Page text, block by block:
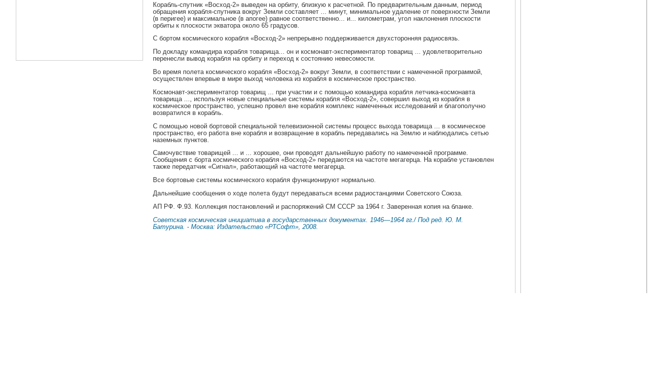
Корабль-спутник «Восход-2» выведен на орбиту, близкую к расчетной. По предварительным данным, период
обращения корабля-спутника вокруг Земли составляет ... минут, минимальное удаление от поверхности Земли
(в перигее) и максимальное (в апогее) равное соответственно... и... километрам, угол наклонения плоскости
орбиты к плоскости экватора около 65 градусов.
С бортом космического корабля «Восход-2» непрерывно поддерживается двухсторонняя радиосвязь.
По докладу командира корабля товарища... он и космонавт-экспериментатор товарищ ... удовлетворительно
перенесли вывод корабля на орбиту и переход к состоянию невесомости.
Во время полета космического корабля «Восход-2» вокруг Земли, в соответствии с намеченной программой,
осуществлен впервые в мире выход человека из корабля в космическое пространство.
Космонавт-экспериментатор товарищ ... при участии и с помощью командира корабля летчика-космонавта
товарища ..., используя новые специальные системы корабля «Восход-2», совершил выход из корабля в
космическое пространство, успешно провел вне корабля комплекс намеченных исследований и благополучно
возвратился в корабль.
С помощью новой бортовой специальной телевизионной системы процесс выхода товарища ... в космическое
пространство, его работа вне корабля и возвращение в корабль передавались на Землю и наблюдались сетью
наземных пунктов.
Самочувствие товарищей ... и ... хорошее, они проводят дальнейшую работу по намеченной программе.
Сообщения с борта космического корабля «Восход-2» передаются на частоте мегагерца. На корабле установлен
также передатчик «Сигнал», работающий на частоте мегагерца.
Все бортовые системы космического корабля функционируют нормально.
Дальнейшие сообщения о ходе полета будут передаваться всеми радиостанциями Советского Союза.
АП РФ. Ф.93. Коллекция постановлений и распоряжений СМ СССР за 1964 г. Заверенная копия на бланке.
Советская космическая инициатива в государственных документах. 1946—1964 гг./ Под ред. Ю. М.
Батурина. - Москва: Издательство «РТСофт», 2008.